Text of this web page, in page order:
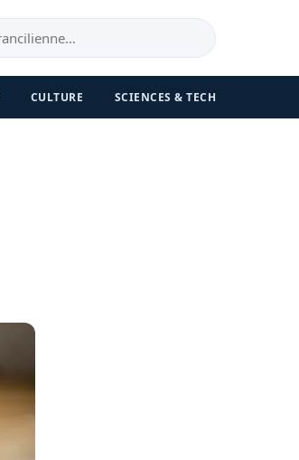
CULTURE SCIENCES & TECH